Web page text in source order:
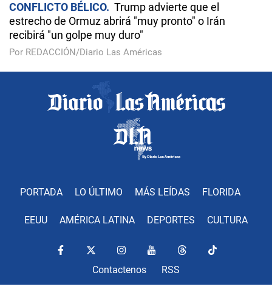
CONFLICTO BÉLICO
Trump advierte que el
estrecho de Ormuz abrirá "muy pronto" o Irán
recibirá "un golpe muy duro"
Por REDACCIÓN/Diario Las Américas
PORTADA LO ÚLTIMO MÁS LEÍDAS FLORIDA
EEUU AMÉRICA LATINA DEPORTES CULTURA
Contactenos RSS